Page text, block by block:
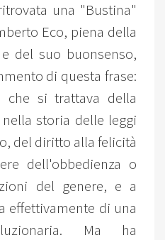
una "Bustina"
Eco, piena della
del suo buonsenso,
di questa frase:
che si trattava della
storia delle leggi
del diritto alla felicità
dell'obbedienza o
del genere, e a
effettivamente di una
Ma ha